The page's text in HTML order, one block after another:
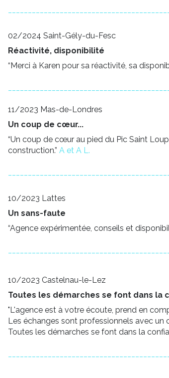
02/2024 Saint-Gély-du-Fesc
Réactivité, disponibilité
“Merci à Karen pour sa réactivité, sa
11/2023 Mas-de-Londres
Un coup de cœur...
“Un coup de cœur au pied du Pic Saint
construction.” A et A L.
10/2023 Lattes
Un sans-faute
“Agence expérimentée, conseils et
10/2023 Castelnau-le-Lez
Toutes les démarches se font dans la
"L'agence est à votre écoute, prend en
Les échanges sont professionnels avec un
Toutes les démarches se font dans la